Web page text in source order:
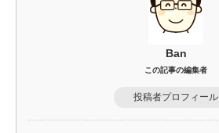
Ban
この記事の編集者
投稿者プロフィール